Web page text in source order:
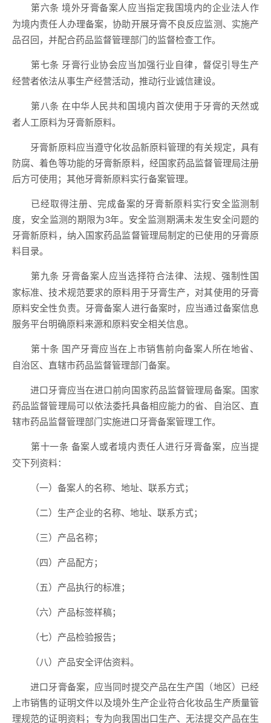
第六条境外牙膏备案人应当指定我国境内的企业法人作
为境内责任人办理备案，协助开展牙膏不良反应监测、实施产
品召回，并配合药品监督管理部门的监督检查工作。
第七条 牙膏行业协会应当加强行业自律，督促引导生产
经营者依法从事生产经营活动，推动行业诚信建设。
第八条在中华人民共和国境内首次使用于牙膏的天然或
者人工原料为牙膏新原料。
牙膏新原料应当遵守化妆品新原料管理的有关规定，具有
防腐、着色等功能的牙膏新原料，经国家药品监督管理局注册
后方可使用；其他牙膏新原料实行备案管理。
已经取得注册、完成备案的牙膏新原料实行安全监测制
度，安全监测的期限为3年。安全监测期满未发生安全问题的
牙膏新原料，纳入国家药品监督管理局制定的已使用的牙膏原
料目录。
第九条 牙膏备案人应当选择符合法律、法规、强制性国
家标准、技术规范要求的原料用于牙膏生产，对其使用的牙膏
原料安全性负责。牙膏备案人进行备案时，应当通过备案信息
服务平台明确原料来源和原料安全相关信息。
第十条 国产牙膏应当在上市销售前向备案人所在地省、
自治区、直辖市药品监督管理部门备案。
进口牙膏应当在进口前向国家药品监督管理局备案。国家
药品监督管理局可以依法委托具备相应能力的省、自治区、直
辖市药品监督管理部门实施进口牙膏备案管理工作。
第十一条 备案人或者境内责任人进行牙膏备案，应当提
交下列资料：
（一）备案人的名称、地址、联系方式；
（二）生产企业的名称、地址、联系方式；
（三）产品名称；
（四）产品配方；
（五）产品执行的标准；
（六）产品标签样稿；
（七）产品检验报告；
（八）产品安全评估资料。
进口牙膏备案，应当同时提交产品在生产国（地区）已经
上市销售的证明文件以及境外生产企业符合化妆品生产质量管
理规范的证明资料；专为向我国出口生产、无法提交产品在生